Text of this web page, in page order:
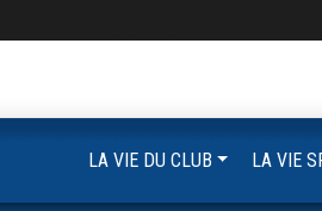
LA VIE DU CLUB LA VIE